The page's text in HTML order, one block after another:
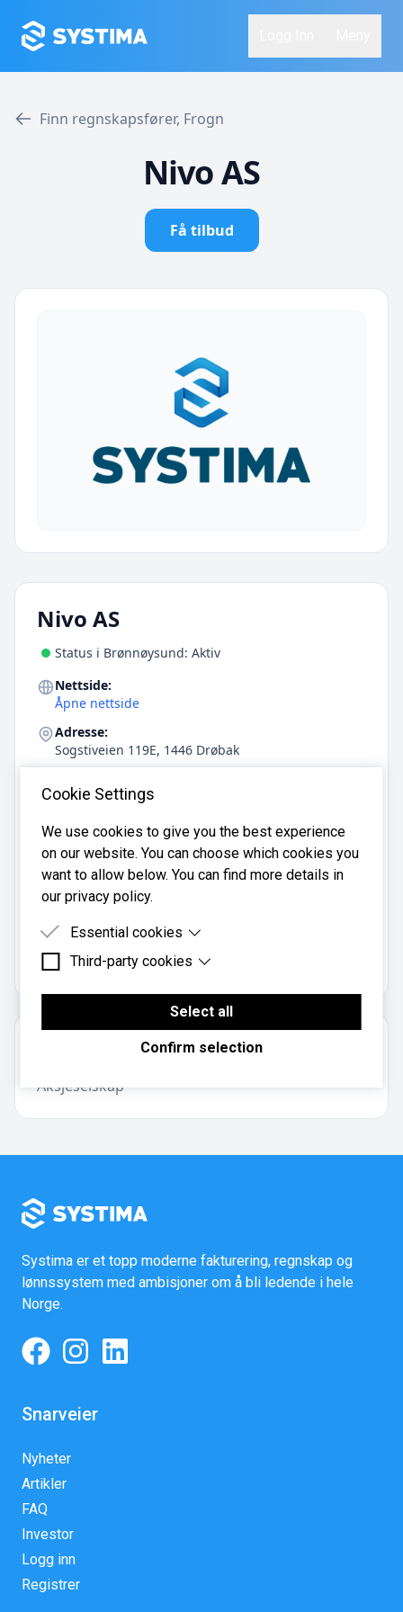
Finn regnskapsfører, Frogn
Nivo AS
Få tilbud
Nivo AS
Status i Brønnøysund: Aktiv
Nettside:
Åpne nettside
Adresse:
Sogstiveien 119E, 1446 Drøbak
elisabeth@nivo.no
Telefon:
Mobil:
922 23 925
organisasjonsnummer961517575
Om regnskapsbyrået
Aksjeselskap
Cookie Settings
We use cookies to give you the best experience
on our website. You can choose which cookies you
want to allow below. You can find more details in
our privacy policy.
Essential cookies
Essential cookies are cookies that are needed for
Third-party cookies
Third-party cookies are cookies set by third-party
software to enable features such as Google
Maps.
Select all
Confirm selection
Systima er et topp moderne fakturering, regnskap og
lønnssystem med ambisjoner om å bli ledende i hele
Norge.
Snarveier
Nyheter
Artikler
FAQ
Investor
Logg inn
Registrer